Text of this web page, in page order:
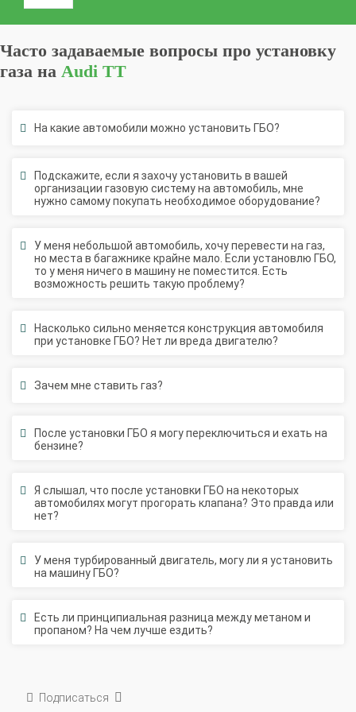
газа наAudi TT
организации газовую систему на автомобиль, мне
нужно самому покупать необходимое оборудование?
но места в багажнике крайне мало. Если установлю ГБО,
то у меня ничего в машину не поместится. Есть
возможность решить такую проблему?
при установке ГБО? Нет ли вреда двигателю?
бензине?
автомобилях могут прогорать клапана? Это правда или
нет?
на машину ГБО?
пропаном? На чем лучше ездить?